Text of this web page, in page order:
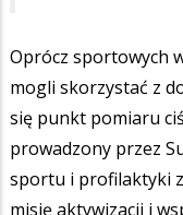
Oprócz sportowych
mogli skorzystać z
się punkt pomiaru
prowadzony przez
sportu i profilaktyki
misję aktywizacji i